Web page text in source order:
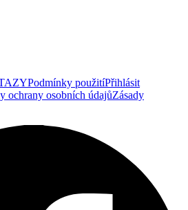
Podmínky použitíPřihlásit
ochrany osobních údajůZásady